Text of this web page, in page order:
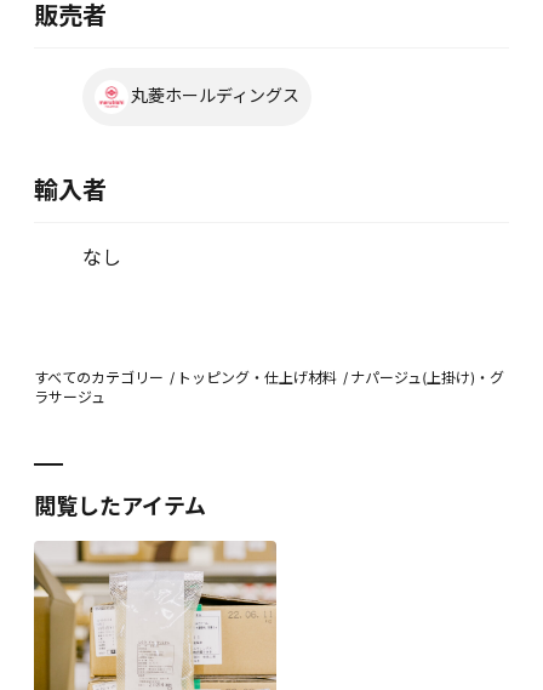
販売者
丸菱ホールディングス
輸入者
なし
すべてのカテゴリー トッピング・仕上げ材料
ナパージュ(上掛け)・グ
ラサージュ
閲覧したアイテム